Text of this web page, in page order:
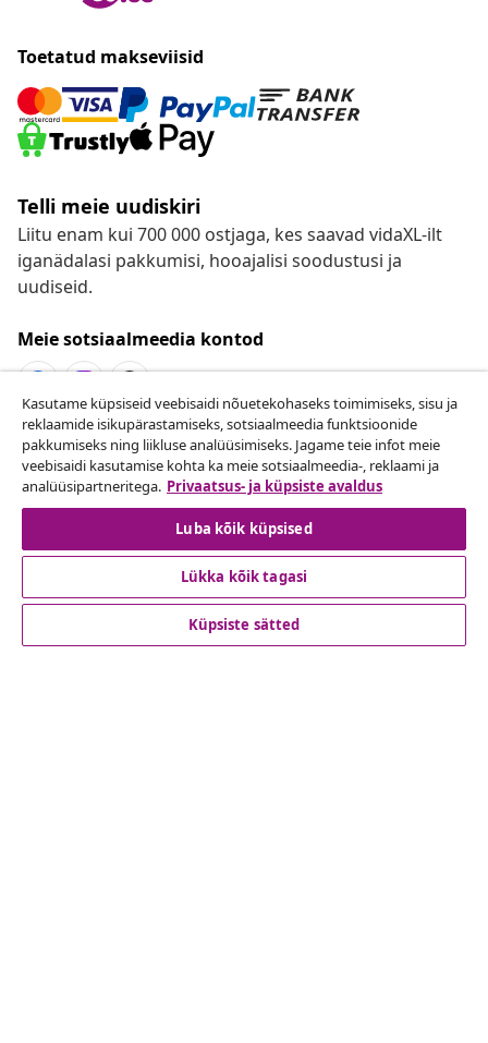
Toetatud makseviisid
Telli meie uudiskiri
Liitu enam kui 700 000 ostjaga, kes saavad vidaXL-ilt
iganädalasi pakkumisi, hooajalisi soodustusi ja
uudiseid.
Meie sotsiaalmeedia kontod
Lepingust taganemine
Esita oma tellimuse kohta tagastamissoov.
Lepingust taganemine
Kasutame küpsiseid veebisaidi nõuetekohaseks toimimiseks, sisu ja
reklaamide isikupärastamiseks, sotsiaalmeedia funktsioonide
pakkumiseks ning liikluse analüüsimiseks. Jagame teie infot meie
veebisaidi kasutamise kohta ka meie sotsiaalmeedia-, reklaami ja
analüüsipartneritega. Privaatsus- ja küpsiste avaldus
Luba kõik küpsised
Lükka kõik tagasi
Küpsiste sätted